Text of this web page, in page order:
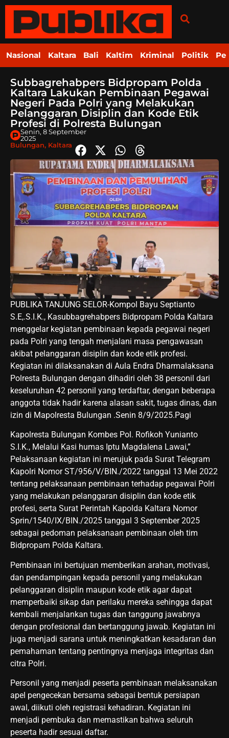
Nasional Kaltara Bali Kaltim Kriminal Politik
Subbagrehabpers Bidpropam Polda
Kaltara Lakukan Pembinaan Pegawai
Negeri Pada Polri yang Melakukan
Pelanggaran Disiplin dan Kode Etik
Profesi di Polresta Bulungan
Senin, 8 September
2025
Bulungan, Kaltara
PUBLIKA TANJUNG SELOR-Kompol Bayu Septianto
S.E,.S.I.K., Kasubbagrehabpers Bidpropam Polda Kaltara
menggelar kegiatan pembinaan kepada pegawai negeri
pada Polri yang tengah menjalani masa pengawasan
akibat pelanggaran disiplin dan kode etik profesi.
Kegiatan ini dilaksanakan di Aula Endra Dharmalaksana
Polresta Bulungan dengan dihadiri oleh 38 personil dari
keseluruhan 42 personil yang terdaftar, dengan beberapa
anggota tidak hadir karena alasan sakit, tugas dinas, dan
izin di Mapolresta Bulungan .Senin 8/9/2025.Pagi
Kapolresta Bulungan Kombes Pol. Rofikoh Yunianto
S.I.K., Melalui Kasi humas Iptu Magdalena Lawai,”
Pelaksanaan kegiatan ini merujuk pada Surat Telegram
Kapolri Nomor ST/956/V/BIN./2022 tanggal 13 Mei 2022
tentang pelaksanaan pembinaan terhadap pegawai Polri
yang melakukan pelanggaran disiplin dan kode etik
profesi, serta Surat Perintah Kapolda Kaltara Nomor
Sprin/1540/IX/BIN./2025 tanggal 3 September 2025
sebagai pedoman pelaksanaan pembinaan oleh tim
Bidpropam Polda Kaltara.
Pembinaan ini bertujuan memberikan arahan, motivasi,
dan pendampingan kepada personil yang melakukan
pelanggaran disiplin maupun kode etik agar dapat
memperbaiki sikap dan perilaku mereka sehingga dapat
kembali menjalankan tugas dan tanggung jawabnya
dengan profesional dan bertanggung jawab. Kegiatan ini
juga menjadi sarana untuk meningkatkan kesadaran dan
pemahaman tentang pentingnya menjaga integritas dan
citra Polri.
Personil yang menjadi peserta pembinaan melaksanakan
apel pengecekan bersama sebagai bentuk persiapan
awal, diikuti oleh registrasi kehadiran. Kegiatan ini
menjadi pembuka dan memastikan bahwa seluruh
peserta hadir sesuai daftar.